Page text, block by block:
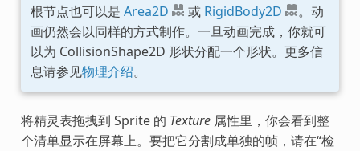
根节点也可以是 Area2D 或 RigidBody2D
。动
画仍然会以同样的方式制作。一旦动画完成，你就可
以为 CollisionShape2D 形状分配一个形状。更多信
息请参见物理介绍。
将精灵表拖拽到 Sprite 的 Texture属性里，你会看到整
个清单显示在屏幕上。要把它分割成单独的帧，请在“检